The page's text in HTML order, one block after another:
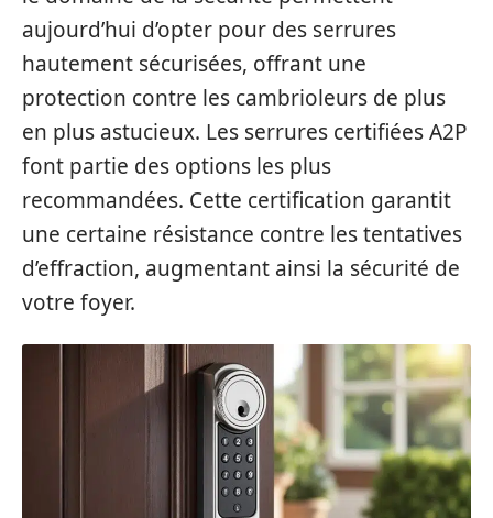
aujourd’hui d’opter pour des serrures
hautement sécurisées, offrant une
protection contre les cambrioleurs de plus
en plus astucieux. Les serrures certifiées A2P
font partie des options les plus
recommandées. Cette certification garantit
une certaine résistance contre les tentatives
d’effraction, augmentant ainsi la sécurité de
votre foyer.